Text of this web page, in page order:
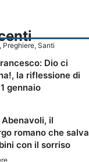
, Preghiere, Santi
Dio ci
la riflessione di
gennaio
Abenavoli, il
romano che salva
con il sorriso